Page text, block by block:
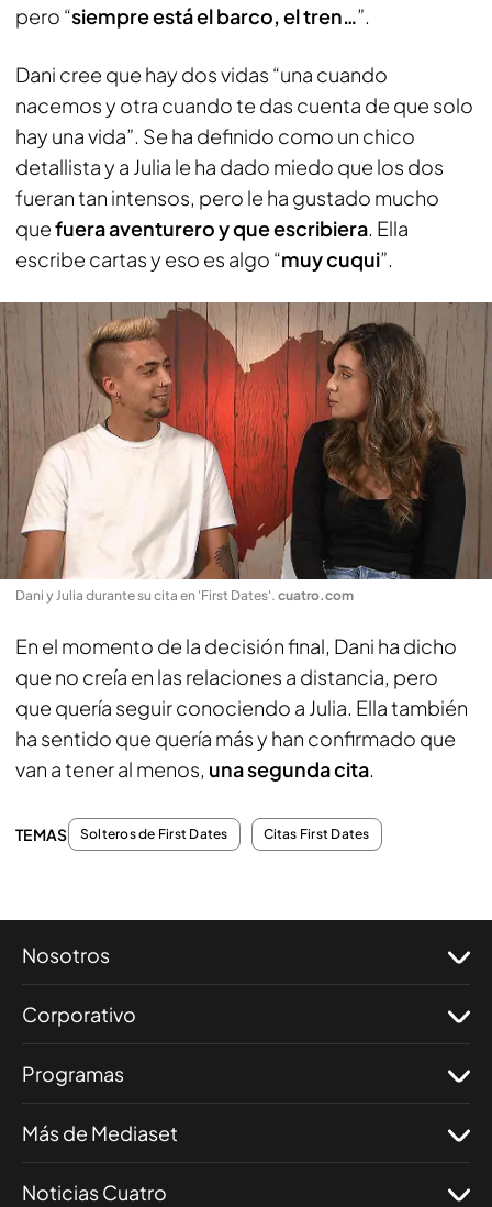
pero “siempre está el barco, el tren…”.
Dani cree que hay dos vidas “una cuando
nacemos y otra cuando te das cuenta de que solo
hay una vida”. Se ha definido como un chico
detallista y a Julia le ha dado miedo que los dos
fueran tan intensos, pero le ha gustado mucho
quefuera aventurero y que escribiera. Ella
escribe cartas y eso es algo “muy cuqui”.
Dani y Julia durante su cita en 'First Dates'. cuatro.com
En el momento de la decisión final, Dani ha dicho
que no creía en las relaciones a distancia, pero
que quería seguir conociendo a Julia. Ella también
ha sentido que quería más y han confirmado que
van a tener al menos, una segunda cita.
TEMAS Solteros de First Dates Citas First Dates
Nosotros
Corporativo
Programas
Más de Mediaset
Noticias Cuatro